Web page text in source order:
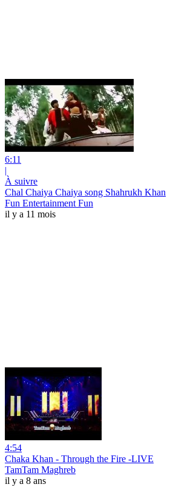
6:11
|
À suivre
Chal Chaiya Chaiya song Shahrukh Khan
Fun Entertainment Fun
il y a 11 mois
4:54
Chaka Khan - Through the Fire -LIVE
TamTam Maghreb
il y a 8 ans